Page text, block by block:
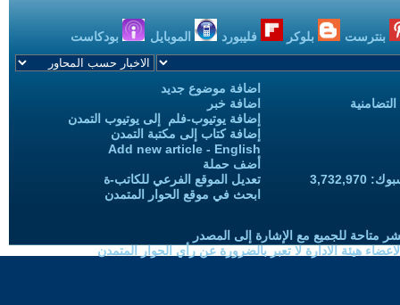
بنترست بلوكر فليبورد الموبايل بودكاست
اضافة موضوع جديد
اضافة خبر
إضافة يوتيوب-فلم إلى يوتيوب التمدن
إضافة كتاب إلى مكتبة التمدن
Add new article - English
أضف حملة
تعديل الموقع الفرعي للكاتب-ة
ابحث في موقع الحوار المتمدن
متاحة للجميع مع الإشارة إلى المصدر
هيئة الادارة لا تعبر بالضرورة عن رأي الحوار المتمدن